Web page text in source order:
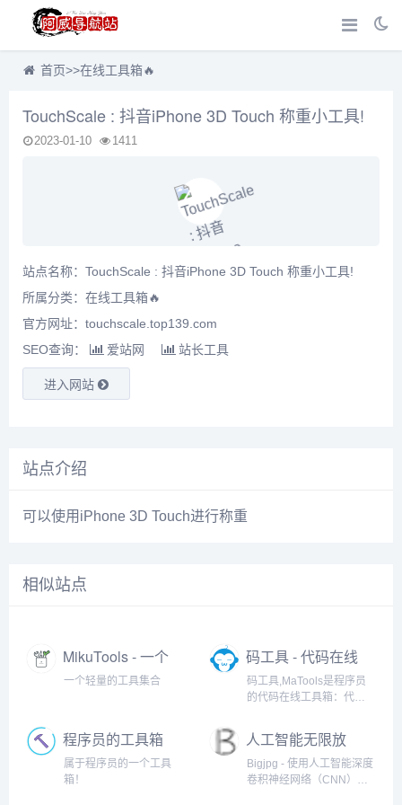
首页>>在线工具箱🔥
TouchScale : 抖音iPhone 3D Touch 称重小工具!
2023-01-10 1411
站点名称：TouchScale : 抖音iPhone 3D Touch 称重小工具!
所属分类： 在线工具箱🔥
官方网址：touchscale.top139.com
SEO查询：
爱站网 站长工具
进入网站
站点介绍
可以使用iPhone 3D Touch进行称重
相似站点
MikuTools - 一个
轻量的工具集合
一个轻量的工具集合
码工具 - 代码在线
工具箱
码工具,MaTools是程序员
的代码在线工具箱：代码
密解密、时间戳、二维
码、在线API、Crontab、
正则表达式,还有js/h5/css3
特效、技术好文、编程书
程序员的工具箱
属于程序员的一个工具
箱！
人工智能无限放
大
Bigjpg - 使用人工智能深度
卷积神经网络（CNN）智